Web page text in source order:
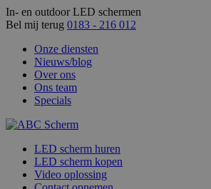
In- en outdoor LED schermen
Bel mij terug 0183 - 216 012
Onze diensten
Nieuws/blog
Over ons
Ons team
Specials
LED scherm huren
LED scherm kopen
Video oplossing